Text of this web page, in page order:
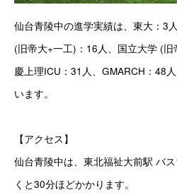
仙台青陵中の進学実績は、東大：3
(旧帝大+一工)：16人、国立大学 (
慶上理ICU：31人、GMARCH：48
います。
【アクセス】
仙台青陵中は、 東北福祉大前駅 バ
くと30分ほどかかります。